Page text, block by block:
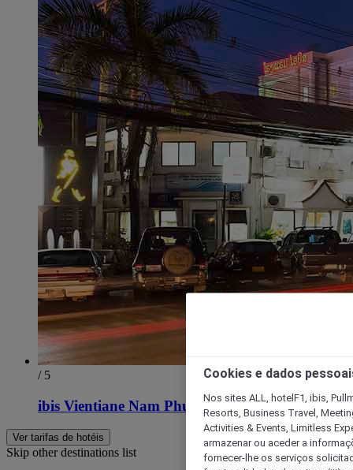
/ 5
ibis Vientiane Nam Phu
Ver tarifas de hotéis
Skip other destinations list
Cookies e dados
Nos sites ALL, hotelF1, ibis,
Resorts, Business Travel,
Activities & Events, Limitless
armazenar ou aceder a
fornecer-lhe os serviços